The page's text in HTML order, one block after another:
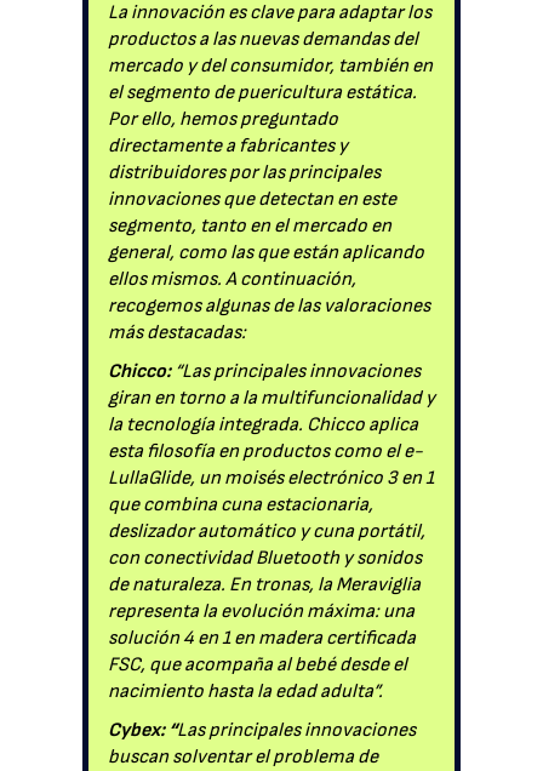
La innovación es clave para adaptar los
productos a las nuevas demandas del
mercado y del consumidor, también en
el segmento de puericultura estática.
Por ello, hemos preguntado
directamente a fabricantes y
distribuidores por las principales
innovaciones que detectan en este
segmento, tanto en el mercado en
general, como las que están aplicando
ellos mismos. A continuación,
recogemos algunas de las valoraciones
más destacadas:
Chicco:“Las principales innovaciones
giran en torno a la multifuncionalidad y
la tecnología integrada. Chicco aplica
esta filosofía en productos como el e-
LullaGlide, un moisés electrónico 3 en 1
que combina cuna estacionaria,
deslizador automático y cuna portátil,
con conectividad Bluetooth y sonidos
de naturaleza. En tronas, la Meraviglia
representa la evolución máxima: una
solución 4 en 1 en madera certificada
FSC, que acompaña al bebé desde el
nacimiento hasta la edad adulta”.
Cybex: “Las principales innovaciones
buscan solventar el problema de